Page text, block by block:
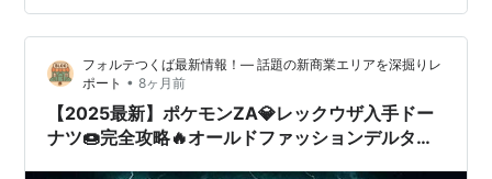
いかなり渋めでまだ出ていない方もいらっしゃるような
のでまだラッキーな方だと思っております。。。 【本日
はメガレックウザのゲットチャンス！！】 本日の10:00
～レックウザがゲット出来るタイムチャ…
フォルテつくば最新情報！— 話題の新商業エリアを深掘りレ
ポート • 8ヶ月前
【2025最新】ポケモンZA💎レックウザ入手ドー
ナツ🍩完全攻略🔥オールドファッションデルタレ